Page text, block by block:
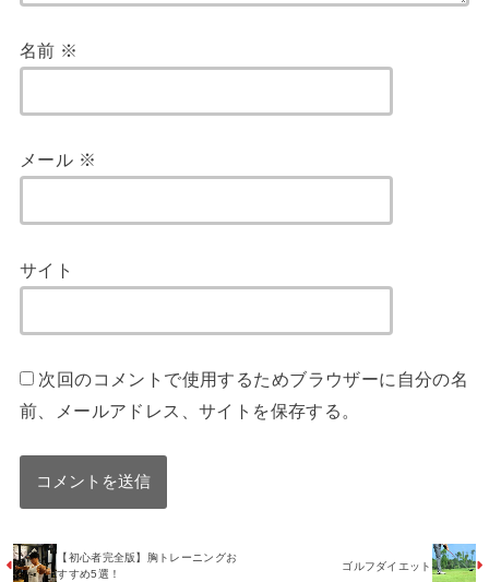
名前 ※
メール ※
サイト
次回のコメントで使用するためブラウザーに自分の名
前、メールアドレス、サイトを保存する。
【初心者完全版】胸トレーニングお
すすめ5選！
ゴルフダイエット